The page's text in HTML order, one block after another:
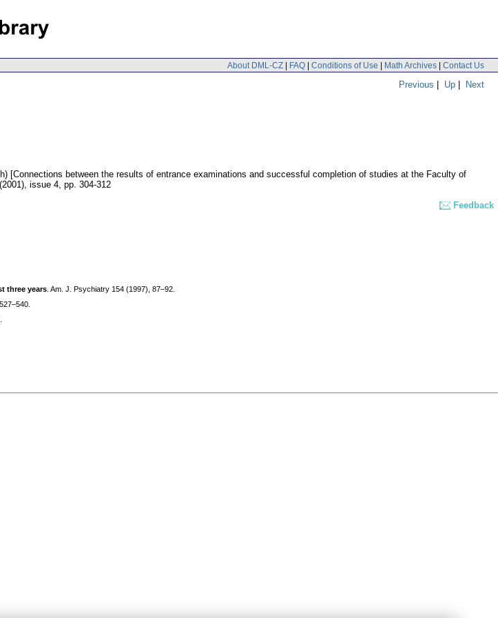
About DML-CZ | FAQ | Conditions of Use | Math Archives | Contact Us
Previous | Up | Next
[Connections between the results of entrance examinations and successful completion of studies at the Faculty of
issue 4, pp. 304-312
Feedback
three years . Am. J. Psychiatry 154 (1997), 87–92.